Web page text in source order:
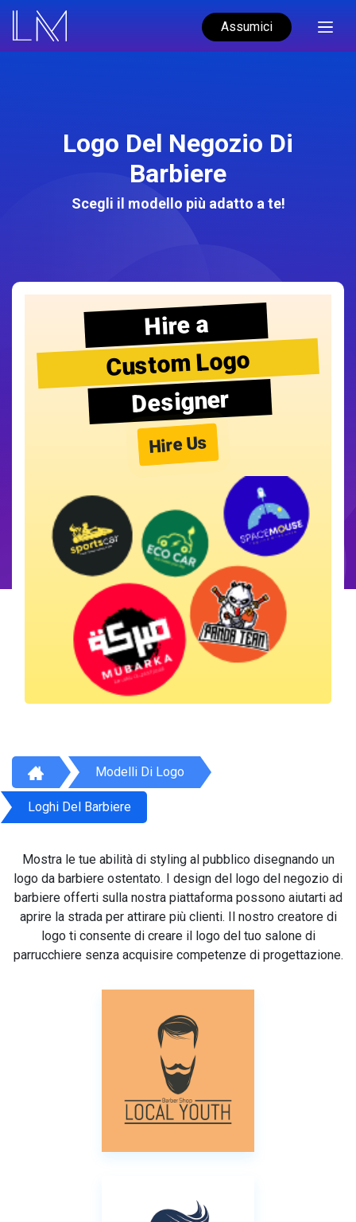
Assumici
Logo Del Negozio Di
Barbiere
Scegli il modello più adatto a te!
Hire a
Custom Logo
Designer
Hire Us
Modelli Di Logo
Loghi Del Barbiere
Mostra le tue abilità di styling al pubblico disegnando un
logo da barbiere ostentato. I design del logo del negozio di
barbiere offerti sulla nostra piattaforma possono aiutarti ad
aprire la strada per attirare più clienti. Il nostro creatore di
logo ti consente di creare il logo del tuo salone di
parrucchiere senza acquisire competenze di progettazione.